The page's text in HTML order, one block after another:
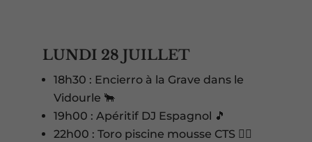
LUNDI 28 JUILLET
18h30 : Encierro à la Grave dans le
Vidourle 🐂
19h00 : Apéritif DJ Espagnol 🎵
22h00 : Toro piscine mousse CTS 🏊‍♂️